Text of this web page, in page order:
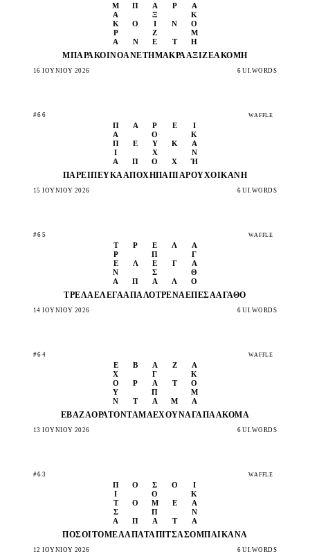
Μ Π Ά Ρ
Α
Α
Ξ
Κ
Κ
Ο Ι Ν
Ό
Ρ
Ζ
Μ
Ά
Ν Ε Τ Η
ΜΠΆΡΑΚΟΙΝΌΆΝΕΤΗΜΑΚΡΆΆΞΙΖΕΑΚΌΜΗ
16 ΙΟΥΝΊΟΥ 2026 6 UI.WORDS
#66 WAFFLE
Π Ά Ρ Ε
Ι
Ά
Ο
Κ
Π
Ε Ύ Κ
Α
Ι
Χ
Ν
Α
Π Ο Χ Ή
ΠΆΡΕΙΠΕΎΚΑΑΠΟΧΉΠΆΠΙΑΡΟΎΧΟΙΚΑΝΉ
15 ΙΟΥΝΊΟΥ 2026 6 UI.WORDS
#65 WAFFLE
Τ Ρ Έ Λ
Α
Ρ
Π
Γ
Έ
Λ Ε Γ
Α
Ν
Σ
Θ
Α
Π Α Λ Ό
ΤΡΈΛΑΈΛΕΓΑΑΠΑΛΌΤΡΈΝΑΈΠΕΣΑΑΓΑΘΌ
14 ΙΟΥΝΊΟΥ 2026 6 UI.WORDS
#64 WAFFLE
Έ Β Α Ζ
Α
Χ
Γ
Κ
Ο
Ρ Α Τ
Ό
Υ
Π
Μ
Ν
Τ Ά Μ Α
ΈΒΑΖΑΟΡΑΤΌΝΤΆΜΑΈΧΟΥΝΑΓΑΠΆΑΚΌΜΑ
13 ΙΟΥΝΊΟΥ 2026 6 UI.WORDS
#63 WAFFLE
Π Ό Σ Ο
Ι
Ί
Ό
Κ
Τ
Ο Μ Έ
Α
Σ
Π
Ν
Α
Π Α Τ Ά
ΠΌΣΟΙΤΟΜΈΑΑΠΑΤΆΠΊΤΣΑΣΌΜΠΑΙΚΑΝΆ
12 ΙΟΥΝΊΟΥ 2026 6 UI.WORDS